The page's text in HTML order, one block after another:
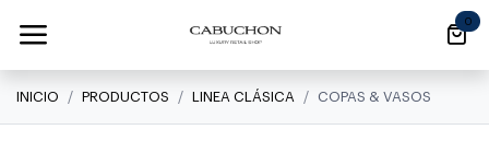
0
INICIO PRODUCTOS LINEA CLÁSICA COPAS & VASOS